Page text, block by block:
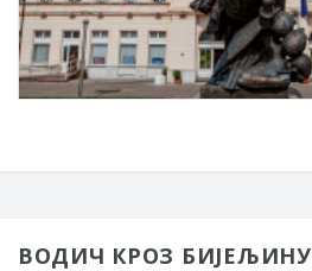
ВОДИЧ КРОЗ БИЈЕЉИНУ